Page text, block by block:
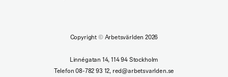
Copyright ©Arbetsvärlden 2026
Linnégatan 14, 114 94 Stockholm
Telefon 08-782 93 12, red@arbetsvarlden.se